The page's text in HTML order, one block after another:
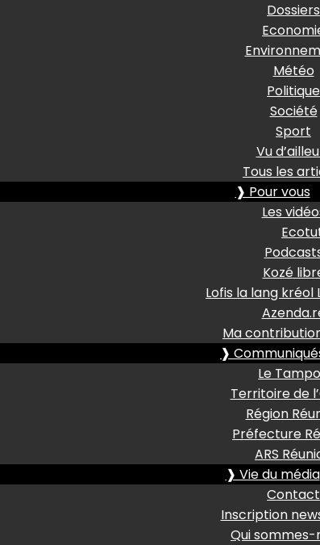
Dossiers
Météo
Politique
Société
Sport
Vu
Tous les
❱ Pour vous
Les
Kozé
Lofis la lang kréol
Ma
❱
Le
Territoire de
Région
Préfecture
ARS
❱ Vie du média
Contact
Inscription
Qui sommes-